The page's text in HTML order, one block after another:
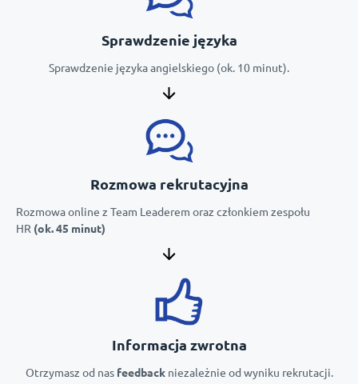
Sprawdzenie języka
Sprawdzenie języka angielskiego (ok. 10 minut).
Rozmowa rekrutacyjna
Rozmowa online z Team Leaderem oraz członkiem zespołu
HR (ok. 45 minut)
Informacja zwrotna
Otrzymasz od nasfeedbackniezależnie od wyniku rekrutacji.